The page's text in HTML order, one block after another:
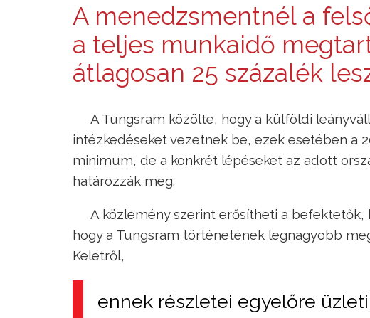
A menedzsmentnél a
a teljes munkaidő
átlagosan 25 százalék
A Tungsram közölte, hogy a külföldi
intézkedéseket vezetnek be, ezek esetében a
minimum, de a konkrét lépéseket az adott
határozzák meg.
A közlemény szerint erősítheti a
hogy a Tungsram történetének legnagyobb
Keletről,
ennek részletei egyelőre